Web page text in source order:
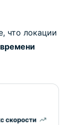
что локации
времени